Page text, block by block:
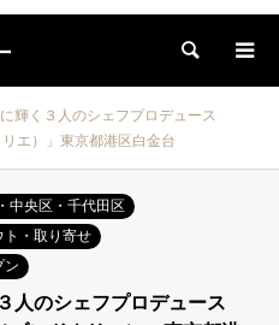
検索
輝く３人のシェフプロデュース
エ）」東京都港区白金台
中央区・千代田区
ト・取り寄せ
ン
人のシェフプロデュース